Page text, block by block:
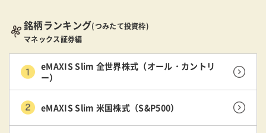
銘柄ランキング(つみたて投資枠)
マネックス証券編
eMAXIS Slim 全世界株式（オール・カントリ
ー）
eMAXIS Slim 米国株式（S&P500）